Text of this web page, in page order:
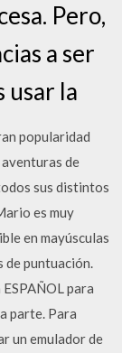
Pero,
a ser
usar la
popularidad
de
sus distintos
es muy
en mayúsculas
de puntuación.
para
parte. Para
un emulador de